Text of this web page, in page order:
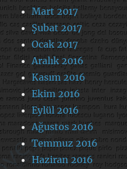
Mart 2017
Şubat 2017
Ocak 2017
Aralık 2016
Kasım 2016
Ekim 2016
Eylül 2016
Ağustos 2016
Temmuz 2016
Haziran 2016